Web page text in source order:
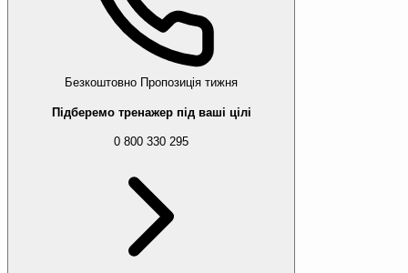
Безкоштовно Пропозиція тижня
Підберемо тренажер під ваші цілі
0 800 330 295